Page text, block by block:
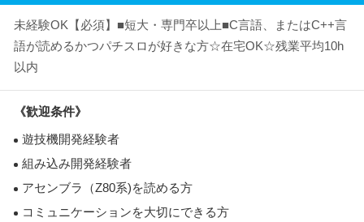
未経験OK【必須】■短大・専門卒以上■C言語、またはC++言
語が読めるかつパチスロが好きな方☆在宅OK☆残業平均10h
以内
《歓迎条件》
遊技機開発経験者
組み込み開発経験者
アセンブラ（Z80系)を読める方
コミュニケーションを大切にできる方